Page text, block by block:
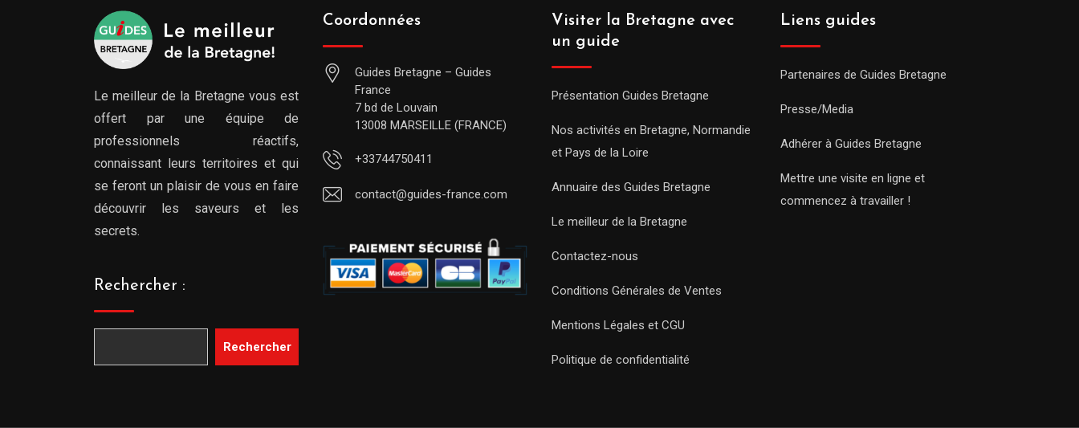
Le meilleur de la Bretagne vous est
offert par une équipe de
professionnels réactifs,
connaissant leurs territoires et qui
se feront un plaisir de vous en faire
découvrir les saveurs et les
secrets.
Rechercher :
Rechercher
Coordonnées
Guides Bretagne – Guides
France
7 bd de Louvain
13008 MARSEILLE (FRANCE)
+33744750411
contact@guides-france.com
Visiter la Bretagne avec
un guide
Présentation Guides Bretagne
Nos activités en Bretagne, Normandie
et Pays de la Loire
Annuaire des Guides Bretagne
Le meilleur de la Bretagne
Contactez-nous
Conditions Générales de Ventes
Mentions Légales et CGU
Politique de confidentialité
Liens guides
Partenaires de Guides Bretagne
Presse/Media
Adhérer à Guides Bretagne
Mettre une visite en ligne et
commencez à travailler !